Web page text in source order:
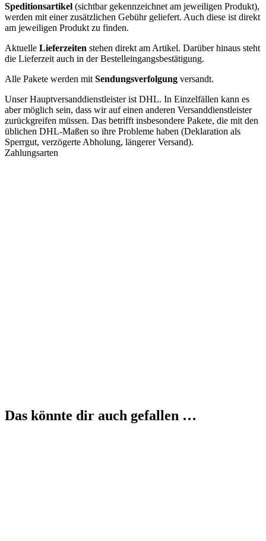
Speditionsartikel (sichtbar gekennzeichnet am jeweiligen Produkt),
werden mit einer zusätzlichen Gebühr geliefert. Auch diese ist direkt
am jeweiligen Produkt zu finden.
Aktuelle Lieferzeiten stehen direkt am Artikel. Darüber hinaus steht
die Lieferzeit auch in der Bestelleingangsbestätigung.
Alle Pakete werden mit Sendungsverfolgung versandt.
Unser Hauptversanddienstleister ist DHL. In Einzelfällen kann es
aber möglich sein, dass wir auf einen anderen Versanddienstleister
zurückgreifen müssen. Das betrifft insbesondere Pakete, die mit den
üblichen DHL-Maßen so ihre Probleme haben (Deklaration als
Sperrgut, verzögerte Abholung, längerer Versand).
Zahlungsarten
Das könnte dir auch gefallen …